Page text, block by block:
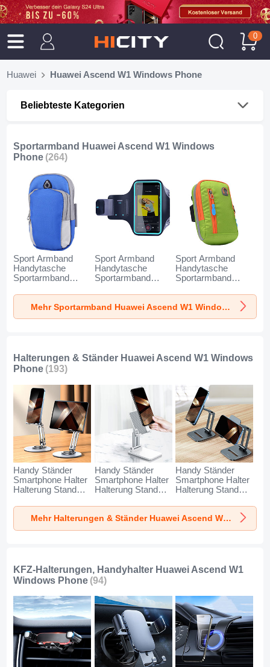
0
Huawei Huawei Ascend W1 Windows Phone
Beliebteste Kategorien
Sportarmband Huawei Ascend W1 Windows
Phone (264)
Sport Armband
Handytasche
Sportarmband
Universal A11 für
Huawei Ascend W1
Windows Phone
Sport Armband
Handytasche
Sportarmband
Universal G03 für
Huawei Ascend W1
Windows Phone
Sport Armband
Handytasche
Sportarmband
Universal A10 für
Huawei Ascend W1
Windows Phone
Mehr Sportarmband Huawei Ascend W1 Windows Phone
Halterungen & Ständer Huawei Ascend W1 Windows
Phone (193)
Handy Ständer
Smartphone Halter
Halterung Stand
Huawei Ascend W1
Windows Phone
Silber
Handy Ständer
Smartphone Halter
Halterung Stand
Huawei Ascend W1
Windows Phone
Weiß
Handy Ständer
Smartphone Halter
Halterung Stand
Huawei Ascend W1
Windows Phone
Schwarz
Mehr Halterungen & Ständer Huawei Ascend W1 Windows Phone
KFZ-Halterungen, Handyhalter Huawei Ascend W1
Windows Phone (94)